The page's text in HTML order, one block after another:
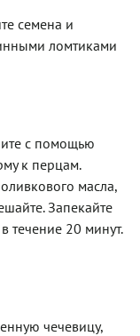
семена и
ломтиками
с помощью
к перцам.
масла,
Запекайте
течение 20 минут.
чечевицу,